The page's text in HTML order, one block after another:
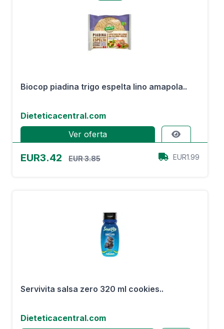
Biocop piadina trigo espelta lino amapola..
Dieteticacentral.com
Ver oferta
EUR3.42 EUR 3.85 EUR1.99
Servivita salsa zero 320 ml cookies..
Dieteticacentral.com